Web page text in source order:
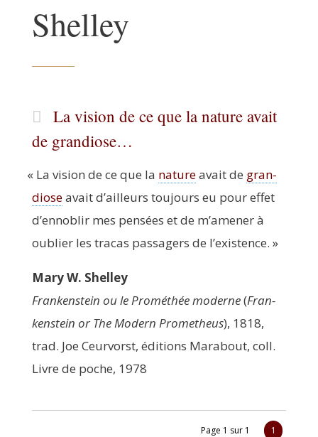
Shelley
La vision de ce que la nature avait
de grandiose…
« La vision de ce que la natureavait de gran­
dioseavait d’ailleurs tou­jours eu pour effet
d’en­no­blir mes pen­sées et de m’a­me­ner à
oublier les tra­cas pas­sa­gers de l’existence. »
Mary W. Shelley
Fran­ken­stein ou le Pro­mé­thée moderne(Fran­
ken­stein or The Modern Pro­me­theus), 1818,
trad. Joe Ceur­vorst, édi­tions Mara­bout, coll.
Livre de poche, 1978
Page 1 sur 1 1